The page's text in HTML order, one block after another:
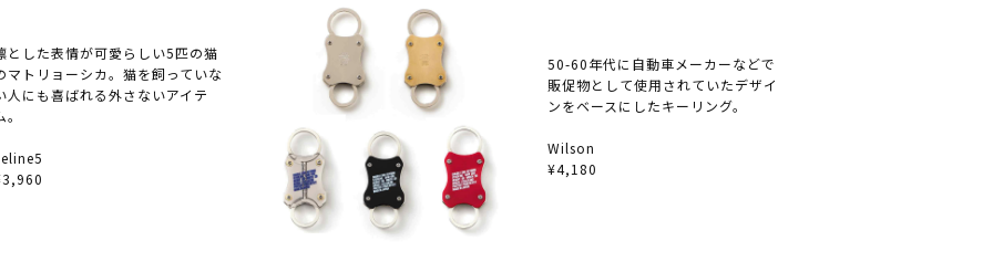
とした表情が可愛らしい5匹の猫
マトリョーシカ。猫を飼っていな
人にも喜ばれる外さないアイテ
。
50-60年代に自動車メーカーなどで
販促物として使用されていたデザイ
ンをベースにしたキーリング。
Wilson
¥4,180